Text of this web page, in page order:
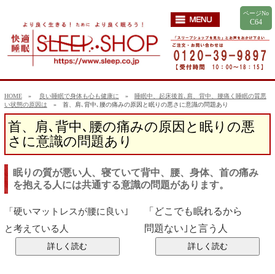
ページNo
C64
HOME» 良い睡眠で身体も心も健康に » 睡眠中、起床後首､肩、背中、腰痛く睡眠の質悪
い状態の原因は » 首、肩､背中､腰の痛みの原因と眠りの悪さに意識の問題あり
首、肩､背中､腰の痛みの原因と眠りの悪
さに意識の問題あり
眠りの質が悪い人、寝ていて背中、腰、身体、首の痛み
を抱える人には共通する意識の問題があります。
「硬いマットレスが腰に良い｣
と考えている人
「どこでも眠れるから
問題ない｣と言う人